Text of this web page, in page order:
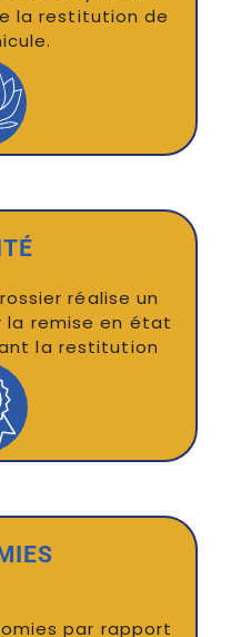
la restitution de
réalise un
la remise en état
la restitution
par rapport